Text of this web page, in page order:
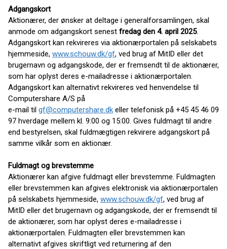
Adgangskort
Aktionærer, der ønsker at deltage i generalforsamlingen, skal
anmode om adgangskort senest fredag den 4. april 2025.
Adgangskort kan rekvireres via aktionærportalen på selskabets
hjemmeside, www.schouw.dk/gf, ved brug af MitID eller det
brugernavn og adgangskode, der er fremsendt til de aktionærer,
som har oplyst deres e-mailadresse i aktionærportalen.
Adgangskort kan alternativt rekvireres ved henvendelse til
Computershare A/S på
e-mail til gf@computershare.dk eller telefonisk på +45 45 46 09
97 hverdage mellem kl. 9:00 og 15:00. Gives fuldmagt til andre
end bestyrelsen, skal fuldmægtigen rekvirere adgangskort på
samme vilkår som en aktionær.
Fuldmagt og brevstemme
Aktionærer kan afgive fuldmagt eller brevstemme. Fuldmagten
eller brevstemmen kan afgives elektronisk via aktionærportalen
på selskabets hjemmeside, www.schouw.dk/gf, ved brug af
MitID eller det brugernavn og adgangskode, der er fremsendt til
de aktionærer, som har oplyst deres e-mailadresse i
aktionærportalen. Fuldmagten eller brevstemmen kan
alternativt afgives skriftligt ved returnering af den